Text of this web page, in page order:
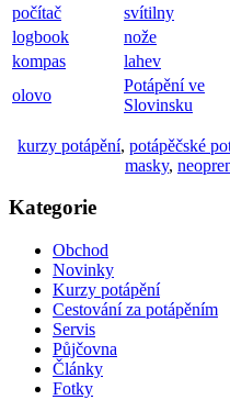
počítač
svítilny
logbook
nože
kompas
lahev
olovo
Potápění ve
Slovinsku
kurzy potápění, potápěčské
masky,
Kategorie
Obchod
Novinky
Kurzy potápění
Cestování za potápěním
Servis
Půjčovna
Články
Fotky